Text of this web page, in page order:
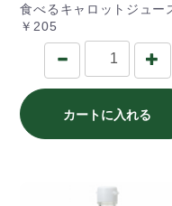
食べるキャロットジュー
￥205
カートに入れる